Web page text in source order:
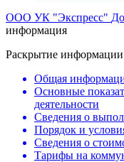
ООО УК "Экспресс"
информация
Раскрытие информации
Общая
Основные
деятельности
Сведения о
Порядок и
Сведения о
Тарифы на